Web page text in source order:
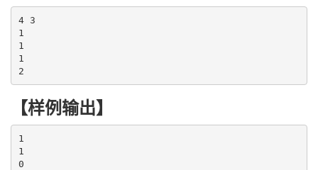
4 3
1
1
1
2
【样例输出】
1
1
0